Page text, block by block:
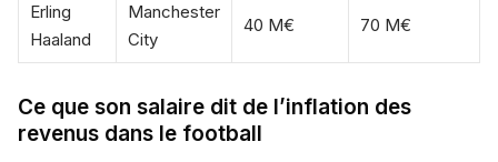
Erling
Haaland
Manchester
City
40 M€ 70 M€
Ce que son salaire dit de l’inflation des
revenus dans le football